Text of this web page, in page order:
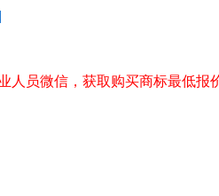
人员微信，获取购买商标最低报